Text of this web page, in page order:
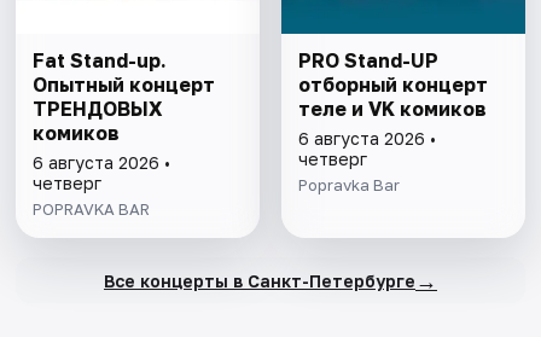
Fat Stand-up.
Опытный концерт
ТРЕНДОВЫХ
комиков
6 августа 2026 •
четверг
POPRAVKA BAR
PRO Stand-UP
отборный концерт
теле и VK комиков
6 августа 2026 •
четверг
Popravka Bar
Все концерты в Санкт-Петербурге →